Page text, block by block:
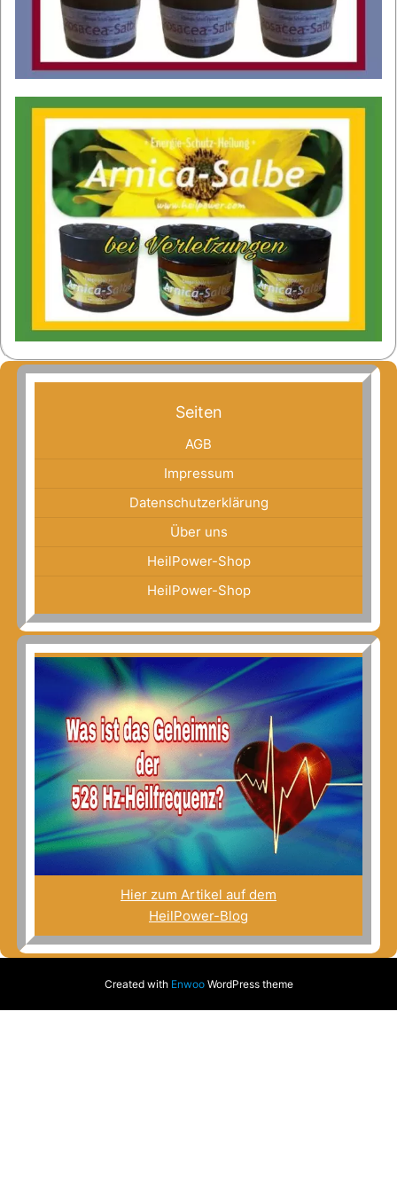
Seiten
AGB
Impressum
Datenschutzerklärung
Über uns
HeilPower-Shop
HeilPower-Shop
Hier zum Artikel auf dem
HeilPower-Blog
Created with EnwooWordPress theme